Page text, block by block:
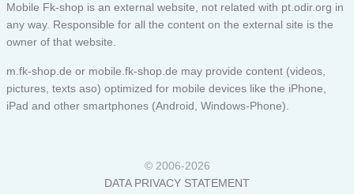
Mobile Fk-shop is an external website, not related with pt.odir.org in
any way. Responsible for all the content on the external site is the
owner of that website.
m.fk-shop.de or mobile.fk-shop.de may provide content (videos,
pictures, texts aso) optimized for mobile devices like the iPhone,
iPad and other smartphones (Android, Windows-Phone).
© 2006-2026
DATA PRIVACY STATEMENT